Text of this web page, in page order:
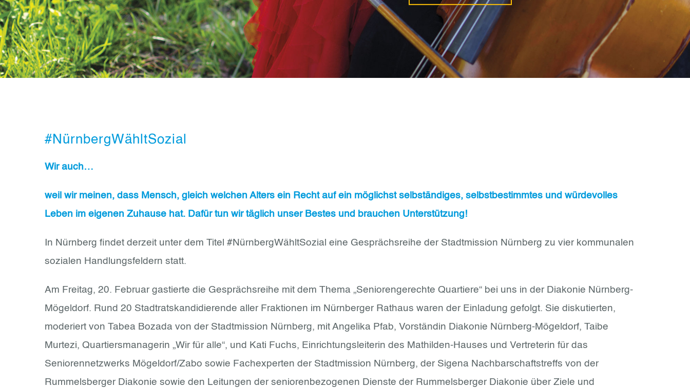
#NürnbergWähltSozial
Wir auch…
weil wir meinen, dass Mensch, gleich welchen Alters ein Recht auf ein möglichst selbständiges, selbstbestimmtes und würdevolles
Leben im eigenen Zuhause hat. Dafür tun wir täglich unser Bestes und brauchen Unterstützung!
In Nürnberg findet derzeit unter dem Titel #NürnbergWähltSozial eine Gesprächsreihe der Stadtmission Nürnberg zu vier kommunalen
sozialen Handlungsfeldern statt.
Am Freitag, 20. Februar gastierte die Gesprächsreihe mit dem Thema „Seniorengerechte Quartiere“ bei uns in der Diakonie Nürnberg-
Mögeldorf. Rund 20 Stadtratskandidierende aller Fraktionen im Nürnberger Rathaus waren der Einladung gefolgt. Sie diskutierten,
moderiert von Tabea Bozada von der Stadtmission Nürnberg, mit Angelika Pfab, Vorständin Diakonie Nürnberg-Mögeldorf, Taibe
Murtezi, Quartiersmanagerin „Wir für alle“, und Kati Fuchs, Einrichtungsleiterin des Mathilden-Hauses und Vertreterin für das
Seniorennetzwerks Mögeldorf/Zabo sowie Fachexperten der Stadtmission Nürnberg, der Sigena Nachbarschaftstreffs von der
Rummelsberger Diakonie sowie den Leitungen der seniorenbezogenen Dienste der Rummelsberger Diakonie über Ziele und